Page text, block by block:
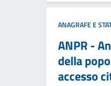
ANAGRAFE E
ANPR -
della
accesso